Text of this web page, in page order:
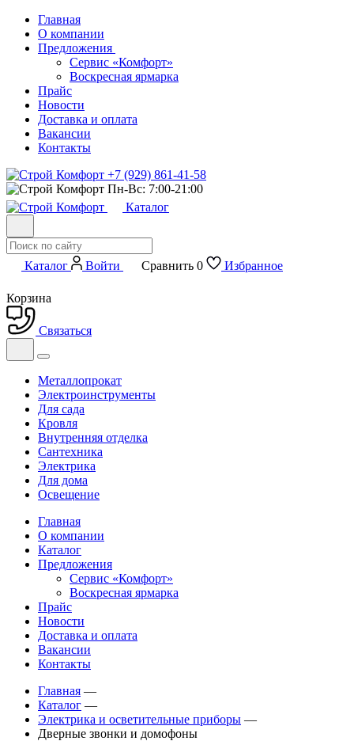
Главная
О компании
Предложения
Сервис «Комфорт»
Воскресная ярмарка
Прайс
Новости
Доставка и оплата
Вакансии
Контакты
+7 (929) 861-41-58
Пн-Вс: 7:00-21:00
Каталог
Каталог Войти Сравнить 0 Избранное
Корзина
Связаться
Металлопрокат
Электроинструменты
Для сада
Кровля
Внутренняя отделка
Сантехника
Электрика
Для дома
Освещение
Главная
О компании
Каталог
Предложения
Сервис «Комфорт»
Воскресная ярмарка
Прайс
Новости
Доставка и оплата
Вакансии
Контакты
Главная —
Каталог —
Электрика и осветительные приборы —
Дверные звонки и домофоны